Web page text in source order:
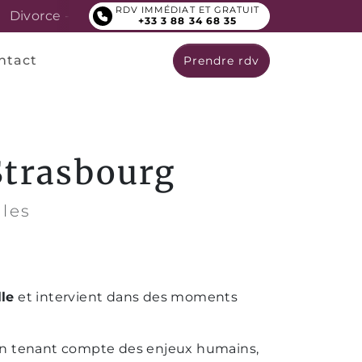
de la route - Licenciement
RDV IMMÉDIAT ET GRATUIT
+33 3 88 34 68 35
Prendre rdv
et intervient dans des moments
tenant compte des enjeux humains,